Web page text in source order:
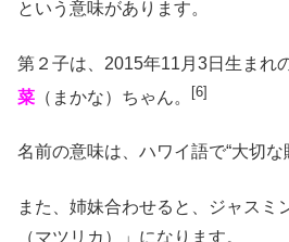
という意味があります。
第２子は、2015年11月3日生まれ
菜 （まかな）ちゃん。 [6]
名前の意味は、ハワイ語で“大切な
また、姉妹合わせると、ジャスミ
（マツリカ）」になります。